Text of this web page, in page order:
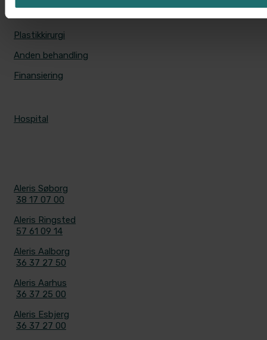
Plastikkirurgi
Anden behandling
Finansiering
Hospital
Aleris Søborg
38 17 07 00
Aleris Ringsted
57 61 09 14
Aleris Aalborg
36 37 27 50
Aleris Aarhus
36 37 25 00
Aleris Esbjerg
36 37 27 00